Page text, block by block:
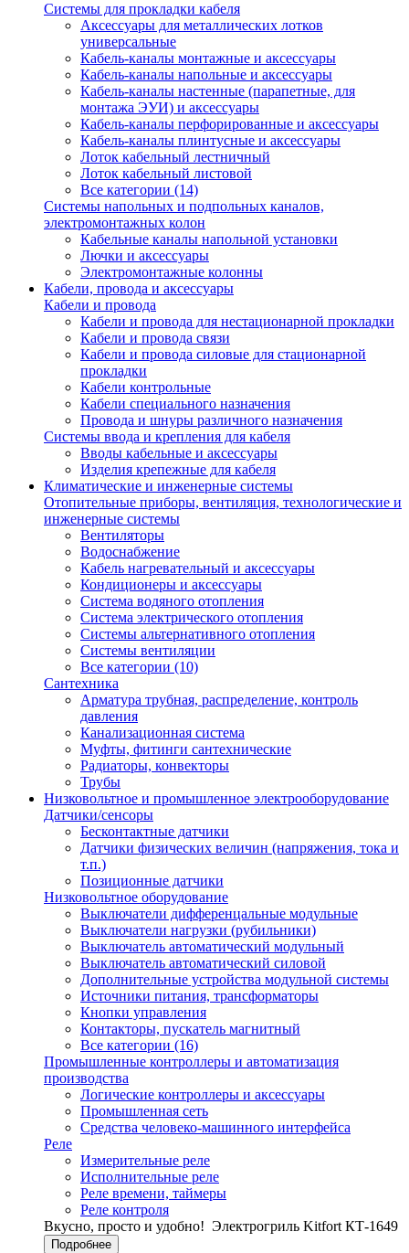
Системы для прокладки кабеля
Аксессуары для металлических лотков
универсальные
Кабель-каналы монтажные и аксессуары
Кабель-каналы напольные и аксессуары
Кабель-каналы настенные (парапетные, для
монтажа ЭУИ) и аксессуары
Кабель-каналы перфорированные и аксессуары
Кабель-каналы плинтусные и аксессуары
Лоток кабельный лестничный
Лоток кабельный листовой
Все категории (14)
Системы напольных и подпольных каналов,
электромонтажных колон
Кабельные каналы напольной установки
Лючки и аксессуары
Электромонтажные колонны
Кабели, провода и аксессуары
Кабели и провода
Кабели и провода для нестационарной прокладки
Кабели и провода связи
Кабели и провода силовые для стационарной
прокладки
Кабели контрольные
Кабели специального назначения
Провода и шнуры различного назначения
Системы ввода и крепления для кабеля
Вводы кабельные и аксессуары
Изделия крепежные для кабеля
Климатические и инженерные системы
Отопительные приборы, вентиляция, технологические и
инженерные системы
Вентиляторы
Водоснабжение
Кабель нагревательный и аксессуары
Кондиционеры и аксессуары
Система водяного отопления
Система электрического отопления
Системы альтернативного отопления
Системы вентиляции
Все категории (10)
Сантехника
Арматура трубная, распределение, контроль
давления
Канализационная система
Муфты, фитинги сантехнические
Радиаторы, конвекторы
Трубы
Низковольтное и промышленное электрооборудование
Датчики/сенсоры
Бесконтактные датчики
Датчики физических величин (напряжения, тока и
т.п.)
Позиционные датчики
Низковольтное оборудование
Выключатели дифференцальные модульные
Выключатели нагрузки (рубильники)
Выключатель автоматический модульный
Выключатель автоматический силовой
Дополнительные устройства модульной системы
Источники питания, трансформаторы
Кнопки управления
Контакторы, пускатель магнитный
Все категории (16)
Промышленные контроллеры и автоматизация
производства
Логические контроллеры и аксессуары
Промышленная сеть
Средства человеко-машинного интерфейса
Реле
Измерительные реле
Исполнительные реле
Реле времени, таймеры
Реле контроля
Вкусно, просто и удобно! Электрогриль Kitfort КТ-1649
Подробнее